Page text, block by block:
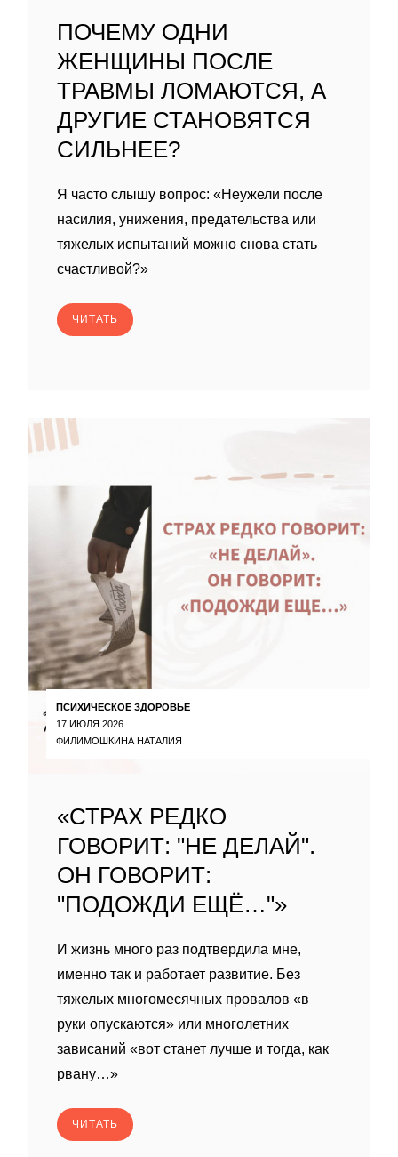
ПОЧЕМУ ОДНИ
ЖЕНЩИНЫ ПОСЛЕ
ТРАВМЫ ЛОМАЮТСЯ, А
ДРУГИЕ СТАНОВЯТСЯ
СИЛЬНЕЕ?
Я часто слышу вопрос: «Неужели после
насилия, унижения, предательства или
тяжелых испытаний можно снова стать
счастливой?»
ЧИТАТЬ
ПСИХИЧЕСКОЕ ЗДОРОВЬЕ
17 ИЮЛЯ 2026
ФИЛИМОШКИНА НАТАЛИЯ
«СТРАХ РЕДКО
ГОВОРИТ: "НЕ ДЕЛАЙ".
ОН ГОВОРИТ:
"ПОДОЖДИ ЕЩЁ…"»
И жизнь много раз подтвердила мне,
именно так и работает развитие. Без
тяжелых многомесячных провалов «в
руки опускаются» или многолетних
зависаний «вот станет лучше и тогда, как
рвану…»
ЧИТАТЬ